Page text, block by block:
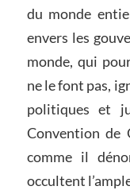
du monde
envers les
monde, qui
ne le font pas,
politiques et
Convention de
comme il
occultent